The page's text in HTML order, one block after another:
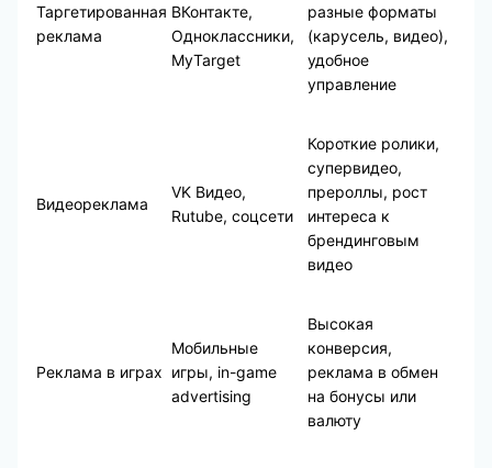
Таргетированная
реклама
ВКонтакте,
Одноклассники,
MyTarget
разные форматы
(карусель, видео),
удобное
управление
Видеореклама
VK Видео,
Rutube, соцсети
Короткие ролики,
супервидео,
прероллы, рост
интереса к
брендинговым
видео
Реклама в играх
Мобильные
игры, in-game
advertising
Высокая
конверсия,
реклама в обмен
на бонусы или
валюту